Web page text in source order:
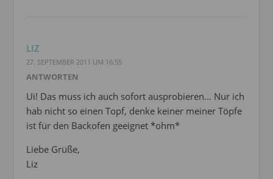
LIZ
27. SEPTEMBER 2011 UM 16:55
ANTWORTEN
Ui! Das muss ich auch sofort ausprobieren… Nur ich
hab nicht so einen Topf, denke keiner meiner Töpfe
ist für den Backofen geeignet *ohm*
Liebe Grüße,
Liz